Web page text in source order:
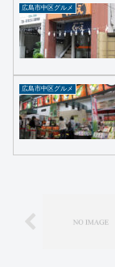
広島市中区グルメ
広島市中区グルメ